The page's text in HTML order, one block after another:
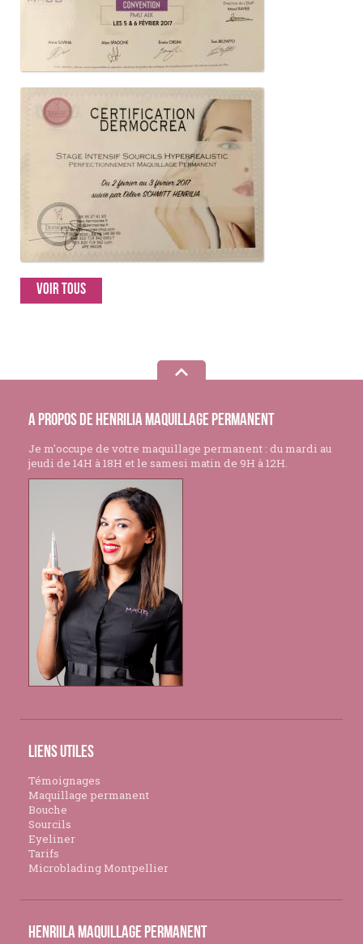
Voir tous
A propos de Henrilia Maquillage Permanent
Je m'occupe de votre maquillage permanent : du mardi au
jeudi de 14H à 18H et le samesi matin de 9H à 12H.
Liens utiles
Témoignages
Maquillage permanent
Bouche
Sourcils
Eyeliner
Tarifs
Microblading Montpellier
Henriila Maquillage Permanent